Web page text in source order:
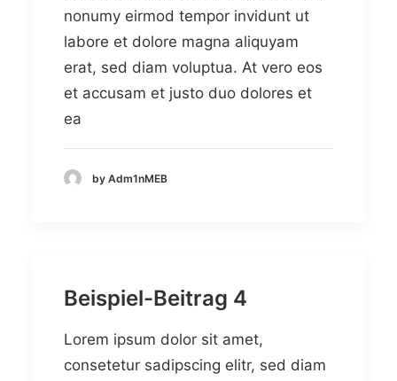
nonumy eirmod tempor invidunt ut
labore et dolore magna aliquyam
erat, sed diam voluptua. At vero eos
et accusam et justo duo dolores et
ea
by Adm1nMEB
Beispiel-Beitrag 4
Lorem ipsum dolor sit amet,
consetetur sadipscing elitr, sed diam